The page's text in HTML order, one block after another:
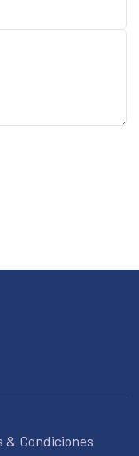
& Condiciones